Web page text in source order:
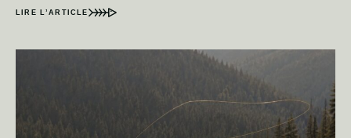
LIRE L’ARTICLE